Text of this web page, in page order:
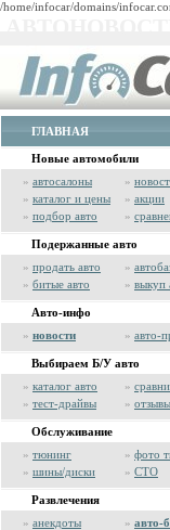
/home/infocar/domains/
ГЛАВНАЯ
Новые автомобили
» автосалоны »
» каталог и цены » акции
» подбор авто »
Подержанные авто
» продать авто »
» битые авто » выкуп
Авто-инфо
» новости » авто-
Выбираем Б/У авто
» каталог авто »
» тест-драйвы »
Обслуживание
» тюнинг » фото
» шины/диски » СТО
Развлечения
» анекдоты » авто-